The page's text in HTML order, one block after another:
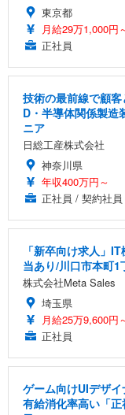
東京都
月給29万1,000円
正社員
技術の最前線で顧
D・半導体関係製造
ニア
日総工産株式会社
神奈川県
年収400万円～
正社員 / 契約社
「新卒向け求人」
当あり/川口市本町1
株式会社Meta Sales
埼玉県
月給25万9,600円
正社員
ゲーム向けUIデザ
有給消化率高い「